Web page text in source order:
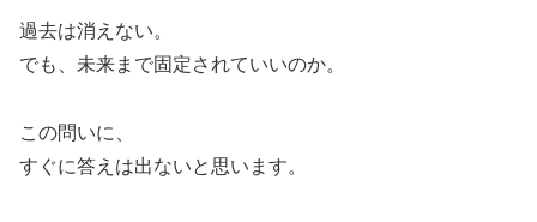
過去は消えない。
でも、未来まで固定されていいのか。
この問いに、
すぐに答えは出ないと思います。